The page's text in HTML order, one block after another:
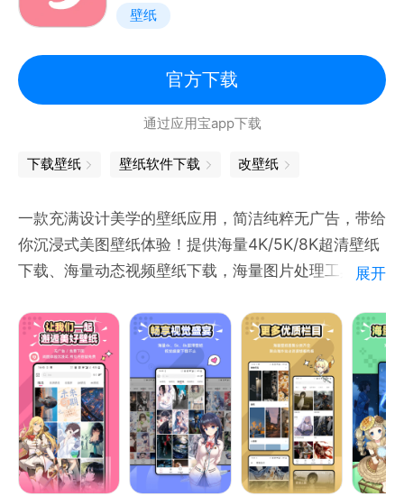
使用即可装饰你的个性化桌面
壁纸
官方下载
通过应用宝app下载
下载壁纸 壁纸软件下载 改壁纸
一款充满设计美学的壁纸应用，简洁纯粹无广告，带给
你沉浸式美图壁纸体验！提供海量4K/5K/8K超清壁纸
下载、海量动态视频壁纸下载，海量图片处理工具使
丰富精美壁纸，提供日签壁纸、精选图集，主题壁纸，
壁纸排行榜等核心内容栏目，壁纸类目齐全，涵盖二次
元，PIXIV，插画，唯美场景，美女、风景等主题壁纸
内容。带给你邂逅美好壁纸的乐趣！
展开